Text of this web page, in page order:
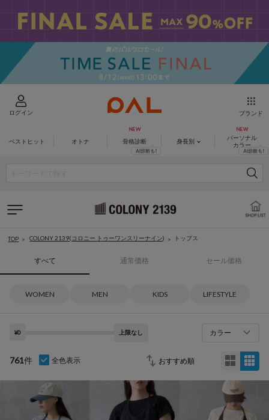
ログイン ブランド
ベストヒット オトナ 骨格診断 身長別
パーソナル
カラー
TOP COLONY 2139(コロニー トゥーワンスリーナイン) トップス
すべて 通常価格 セール価格
WOMEN MEN KIDS LIFESTYLE
¥0 上限なし カラー
761件 全色表示